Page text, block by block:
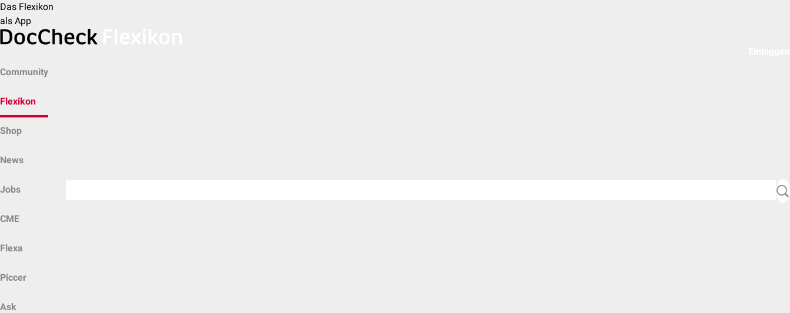
Das Flexikon
als App
Community
Flexikon
Shop
News
Jobs
CME
Flexa
Piccer
Ask